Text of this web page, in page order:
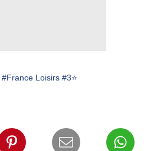
#France Loisirs #3⭐